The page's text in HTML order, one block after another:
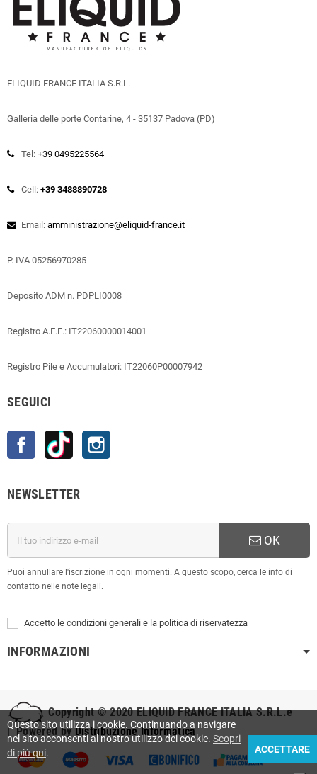
ELIQUID FRANCE ITALIA S.R.L.
Galleria delle porte Contarine, 4 - 35137 Padova (PD)
Tel: +39 0495225564
Cell: +39 3488890728
Email: amministrazione@eliquid-france.it
P. IVA 05256970285
Deposito ADM n. PDPLI0008
Registro A.E.E.: IT22060000014001
Registro Pile e Accumulatori: IT22060P00007942
SEGUICI
Facebook TikTok
NEWSLETTER
OK
Puoi annullare l'iscrizione in ogni momenti. A questo scopo, cerca le info di
contatto nelle note legali.
Accetto le condizioni generali e la politica di riservatezza
INFORMAZIONI
Copyright © 2020ELIQUID FRANCE ITALIA S.R.L.e
| Powered byDistribuzione Informatica
Questo sito utilizza i cookie. Continuando a navigare
nel sito acconsenti al nostro utilizzo dei cookie. Scopri
di più qui. ACCETTARE